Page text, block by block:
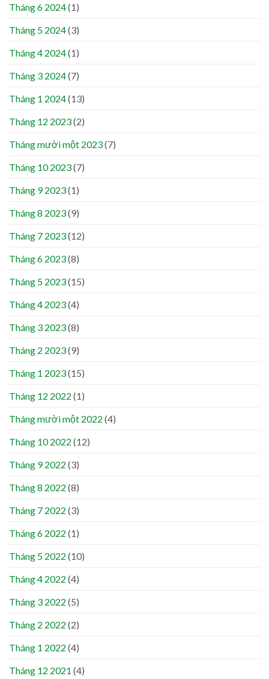
Tháng 6 2024(1)
Tháng 5 2024(3)
Tháng 4 2024(1)
Tháng 3 2024(7)
Tháng 1 2024(13)
Tháng 12 2023(2)
Tháng mười một 2023(7)
Tháng 10 2023(7)
Tháng 9 2023(1)
Tháng 8 2023(9)
Tháng 7 2023(12)
Tháng 6 2023(8)
Tháng 5 2023(15)
Tháng 4 2023(4)
Tháng 3 2023(8)
Tháng 2 2023(9)
Tháng 1 2023(15)
Tháng 12 2022 (1)
Tháng mười một 2022 (4)
Tháng 10 2022 (12)
Tháng 9 2022 (3)
Tháng 8 2022 (8)
Tháng 7 2022 (3)
Tháng 6 2022 (1)
Tháng 5 2022 (10)
Tháng 4 2022 (4)
Tháng 3 2022 (5)
Tháng 2 2022 (2)
Tháng 1 2022 (4)
Tháng 12 2021 (4)